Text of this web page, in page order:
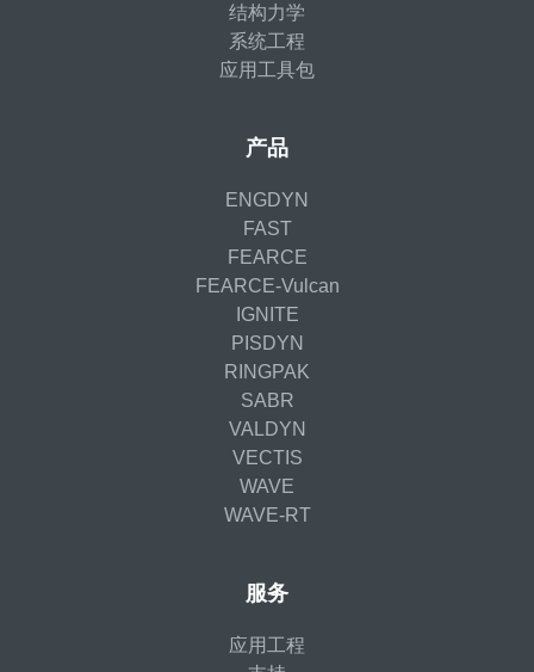
结构力学
系统工程
应用工具包
产品
ENGDYN
FAST
FEARCE
FEARCE-Vulcan
IGNITE
PISDYN
RINGPAK
SABR
VALDYN
VECTIS
WAVE
WAVE-RT
服务
应用工程